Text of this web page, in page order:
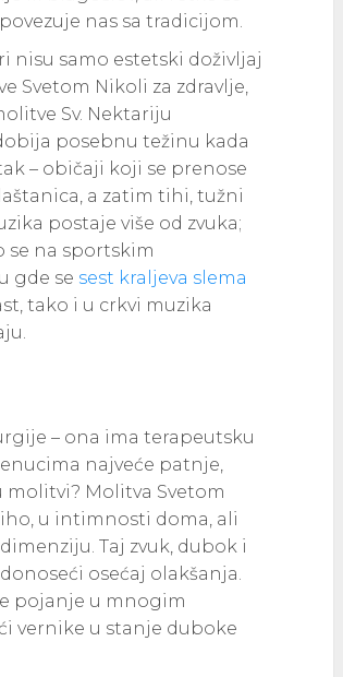
nas sa tradicijom.
nisu samo estetski doživljaj
Svetom Nikoli za zdravlje,
Sv. Nektariju
posebnu težinu kada
– običaji koji se prenose
a zatim tihi, tužni
postaje više od zvuka;
se na sportskim
gde se sest kraljeva slema
tako i u crkvi muzika
– ona ima terapeutsku
najveće patnje,
Molitva Svetom
u intimnosti doma, ali
Taj zvuk, dubok i
osećaj olakšanja.
pojanje u mnogim
vernike u stanje duboke